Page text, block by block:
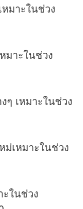
มาะในช่วง
มาะในช่วง
ๆ เหมาะในช่วง
ม่เหมาะในช่วง
ในช่วง